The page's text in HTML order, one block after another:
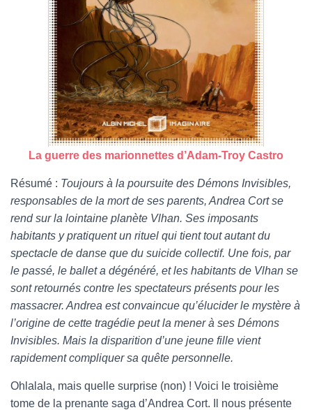
La guerre des marionnettes d’Adam-Troy Castro
Résumé : Toujours à la poursuite des Démons Invisibles,
responsables de la mort de ses parents, Andrea Cort se
rend sur la lointaine planète Vlhan. Ses imposants
habitants y pratiquent un rituel qui tient tout autant du
spectacle de danse que du suicide collectif. Une fois, par
le passé, le ballet a dégénéré, et les habitants de Vlhan se
sont retournés contre les spectateurs présents pour les
massacrer. Andrea est convaincue qu’élucider le mystère à
l’origine de cette tragédie peut la mener à ses Démons
Invisibles. Mais la disparition d’une jeune fille vient
rapidement compliquer sa quête personnelle.
Ohlalala, mais quelle surprise (non) ! Voici le troisième
tome de la prenante saga d’Andrea Cort. Il nous présente